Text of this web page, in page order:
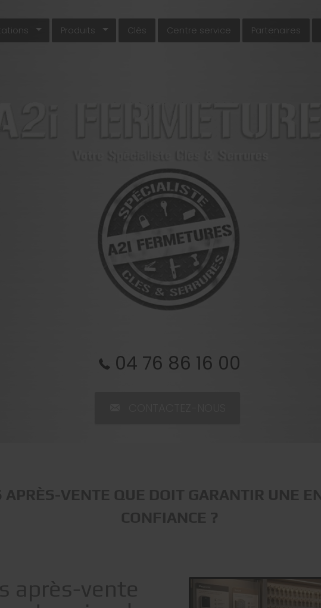
04 76 86 16 00
Produits Clés Centre service Partenaires